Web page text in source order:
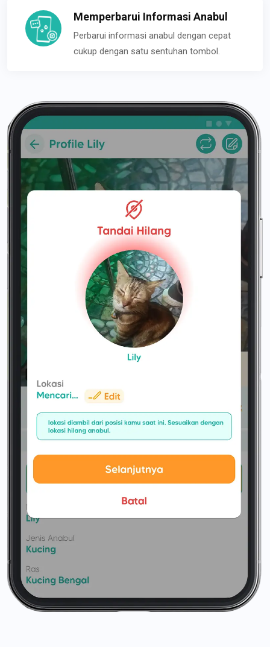
Memperbarui Informasi Anabul
Perbarui informasi anabul dengan cepat
cukup dengan satu sentuhan tombol.